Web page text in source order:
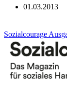
01.03.2013
Sozialcourage